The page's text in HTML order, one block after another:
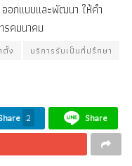
ออกแบบและพัฒนา ให้คำ
รคมนาคม
ง
บริการรับเป็นที่ปรึกษา
2
Share